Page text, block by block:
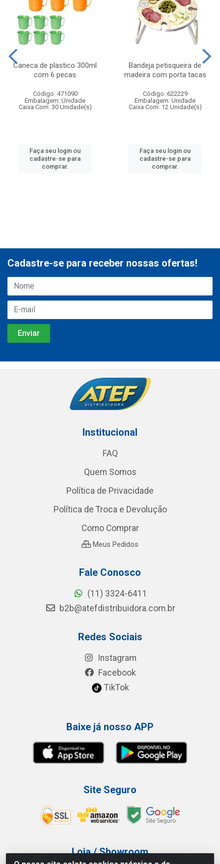
Caneca de plastico 300ml
com 6 pecas
Código: 471090
Embalagem: Unidade
Caixa Com: 30 Unidade(s)
Faça seu login ou
cadastre-se para
comprar.
Bandeja petisqueira de
madeira com porta tacas
Código: 622229
Embalagem: Unidade
Caixa Com: 12 Unidade(s)
Faça seu login ou
cadastre-se para
comprar.
Cadastre-se para receber nossas ofertas!
Institucional
FAQ
Quem Somos
Política de Privacidade
Política de Troca e Devolução
Como Comprar
Meus Pedidos
Fale Conosco
(11) 3324-6411
b2b@atefdistribuidora.com.br
Redes Sociais
Instagram
Facebook
TikTok
Baixe já nosso APP
Site Seguro
Loja / Showroom